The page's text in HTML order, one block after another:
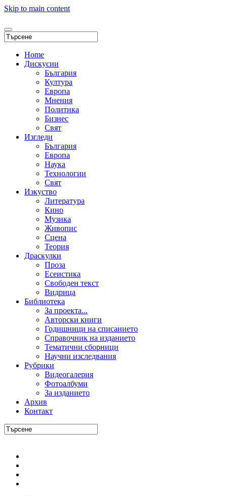
Skip to main content
Home
Дискусии
България
Култура
Европа
Мнения
Политика
Бизнес
Свят
Изгледи
България
Европа
Наука
Технологии
Свят
Изкуство
Литература
Кино
Музика
Живопис
Сцена
Теория
Драскулки
Проза
Есеистика
Свободен текст
Видрица
Библиотека
За проекта...
Авторски книги
Годишници на списанието
Справочник на изданието
Тематични сборници
Научни изследвания
Рубрики
Видеогалерия
Фотоалбуми
За изданието
Архив
Контакт